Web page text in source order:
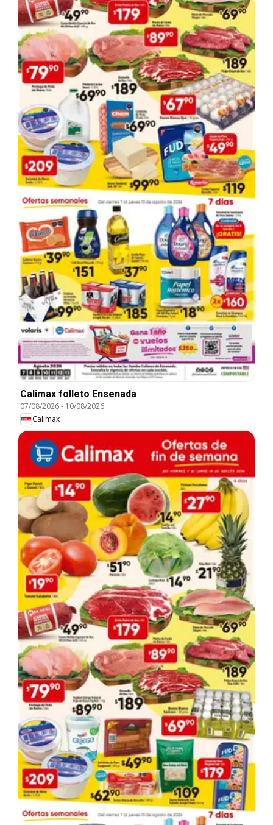
Calimax folleto Ensenada
07/08/2026- 10/08/2026
Calimax